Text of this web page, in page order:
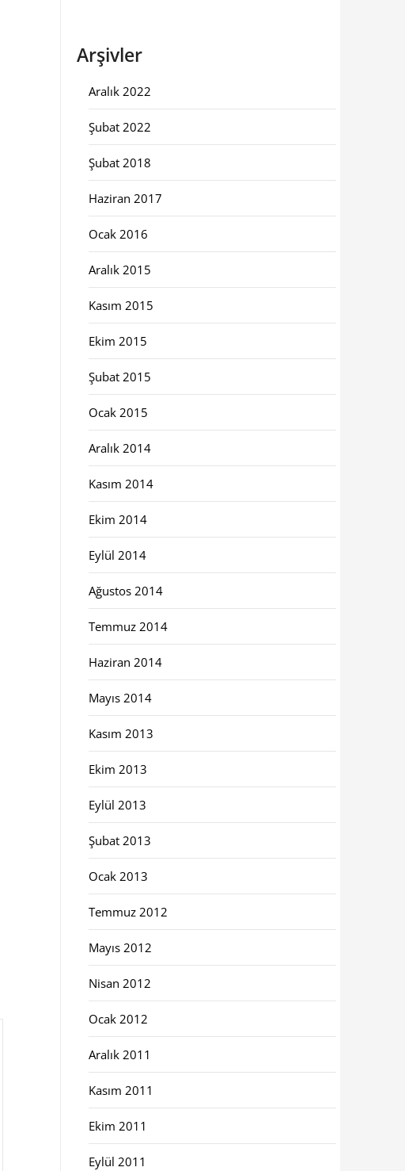
Arşivler
Aralık 2022
Şubat 2022
Şubat 2018
Haziran 2017
Ocak 2016
Aralık 2015
Kasım 2015
Ekim 2015
Şubat 2015
Ocak 2015
Aralık 2014
Kasım 2014
Ekim 2014
Eylül 2014
Ağustos 2014
Temmuz 2014
Haziran 2014
Mayıs 2014
Kasım 2013
Ekim 2013
Eylül 2013
Şubat 2013
Ocak 2013
Temmuz 2012
Mayıs 2012
Nisan 2012
Ocak 2012
Aralık 2011
Kasım 2011
Ekim 2011
Eylül 2011